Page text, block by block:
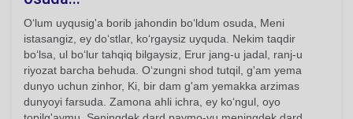
O‘lum uyqusig'a borib jahondin bo‘ldum osuda, Meni
istasangiz, ey do‘stlar, ko‘rgaysiz uyquda. Nekim taqdir
bo‘lsa, ul bo‘lur tahqiq bilgaysiz, Erur jang-u jadal, ranj-u
riyozat barcha behuda. O‘zungni shod tutqil, g'am yema
dunyo uchun zinhor, Ki, bir dam g'am yemakka arzimas
dunyoyi farsuda. Zamona ahli ichra, ey ko‘ngul, oyo